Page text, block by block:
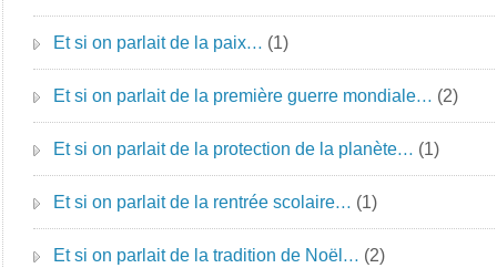
Et si on parlait de la paix… (1)
Et si on parlait de la première guerre mondiale… (2)
Et si on parlait de la protection de la planète… (1)
Et si on parlait de la rentrée scolaire… (1)
Et si on parlait de la tradition de Noël… (2)